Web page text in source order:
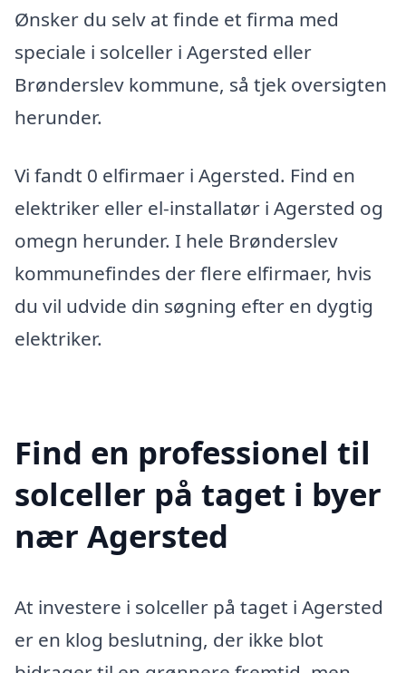
Ønsker du selv at finde et firma med
speciale i solceller i Agersted eller
Brønderslev kommune, så tjek oversigten
herunder.
Vi fandt 0 elfirmaer i Agersted. Find en
elektriker eller el-installatør i Agersted og
omegn herunder. I hele Brønderslev
kommunefindes der flere elfirmaer, hvis
du vil udvide din søgning efter en dygtig
elektriker.
Find en professionel til
solceller på taget i byer
nær Agersted
At investere i solceller på taget i Agersted
er en klog beslutning, der ikke blot